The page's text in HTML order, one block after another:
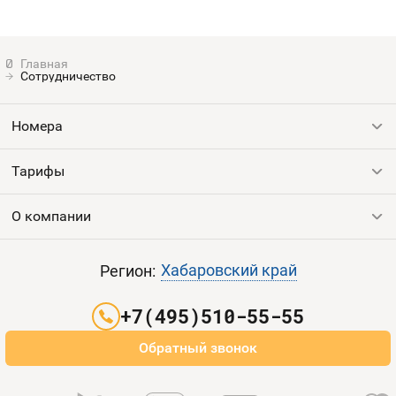
Сотрудничество
Номера
Все номера
Тарифы
Выгодные тарифы
О компании
Оплата и доставка
Регион: Хабаровский край
+7(495)510-55-55
Обратный звонок